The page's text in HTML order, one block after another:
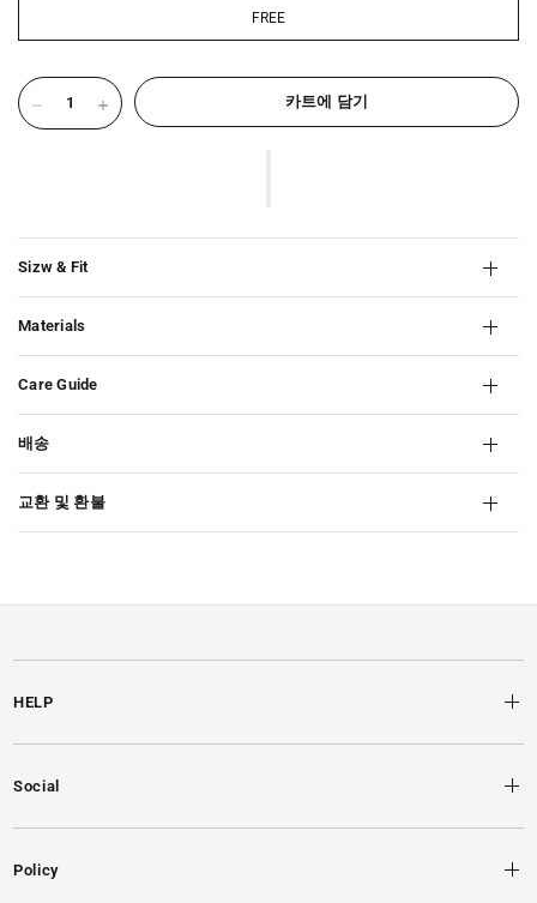
FREE
카트에 담기
Sizw & Fit
Materials
Care Guide
배송
교환 및 환불
HELP
Social
Policy